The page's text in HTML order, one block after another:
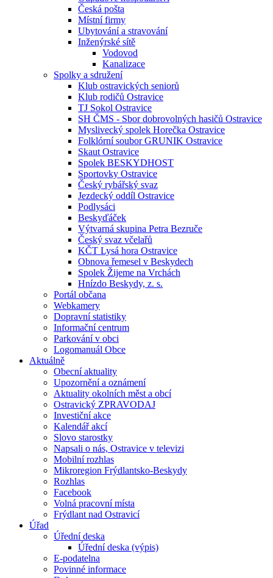
Česká pošta
Místní firmy
Ubytování a stravování
Inženýrské sítě
Vodovod
Kanalizace
Spolky a sdružení
Klub ostravických seniorů
Klub rodičů Ostravice
TJ Sokol Ostravice
SH ČMS - Sbor dobrovolných hasičů Ostravice
Myslivecký spolek Horečka Ostravice
Folklórní soubor GRUNIK Ostravice
Skaut Ostravice
Spolek BESKYDHOST
Sportovky Ostravice
Český rybářský svaz
Jezdecký oddíl Ostravice
Podlysáci
Beskyďáček
Výtvarná skupina Petra Bezruče
Český svaz včelařů
KČT Lysá hora Ostravice
Obnova řemesel v Beskydech
Spolek Žijeme na Vrchách
Hnízdo Beskydy, z. s.
Portál občana
Webkamery
Dopravní statistiky
Informační centrum
Parkování v obci
Logomanuál Obce
Aktuálně
Obecní aktuality
Upozornění a oznámení
Aktuality okolních měst a obcí
Ostravický ZPRAVODAJ
Investiční akce
Kalendář akcí
Slovo starostky
Napsali o nás, Ostravice v televizi
Mobilní rozhlas
Mikroregion Frýdlantsko-Beskydy
Rozhlas
Facebook
Volná pracovní místa
Frýdlant nad Ostravicí
Úřad
Úřední deska
Úřední deska (výpis)
E-podatelna
Povinné informace